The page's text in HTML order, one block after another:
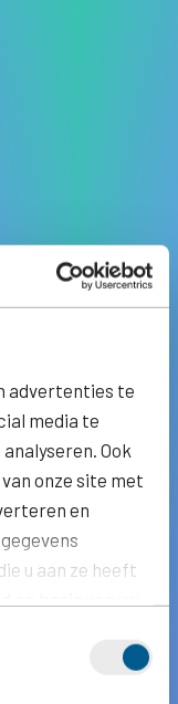
advertenties te
media te
Ook
onze site met
en
u aan ze heeft